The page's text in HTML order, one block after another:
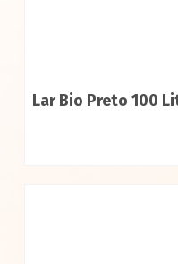
Lar Bio Preto 100